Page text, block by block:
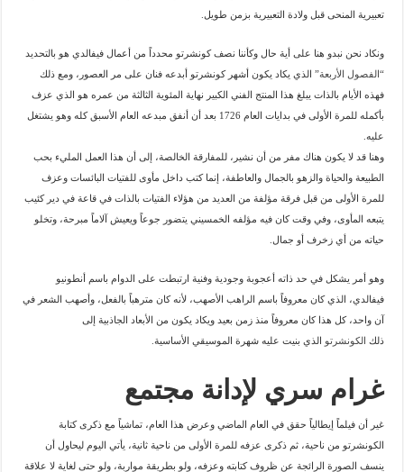
تعبيرية المنحى قبل ولادة التعبيرية بزمن طويل.
ونكاد نحن نبدو هنا على أية حال وكأننا نصف كونشرتو محدداً من أعمال فيفالدي هو بالتحديد
“الفصول الأربعة” الذي يكاد يكون أشهر كونشرتو أبدعه فنان على مر العصور، ومع ذلك
فهذه الأيام بالذات يبلغ هذا المنتج الفني الكبير نهاية المئوية الثالثة من عمره هو الذي عزف
بأكمله للمرة الأولى في بدايات العام 1726 بعد أن أنفق مبدعه العام الأسبق كله وهو يشتغل
عليه.
وهنا قد لا يكون هناك مفر من أن نشير، للمفارقة الخالصة، إلى أن هذا العمل المليء بحب
الطبيعة والحياة والزهو بالجمال والعاطفة، إنما كتب داخل مأوى للفتيات البائسات وعزف
للمرة الأولى من قبل فرقة مؤلفة من العديد من هؤلاء الفتيات بالذات في قاعة في دير كئيب
يتبعه المأوى، وفي وقت كان فيه مؤلفه الخمسيني يتضور جوعاً ويعيش آلاماً مبرحة، وتخلو
حياته من أي زخرف أو جمال.
وهو أمر يشكل في حد ذاته أعجوبة وجودية وفنية ارتبطت على الدوام باسم أنطونيو
فيفالدي، الذي كان معروفاً باسم الراهب الأصهب، لأنه كان مترهباً بالفعل، وأصهب الشعر في
آن واحد، كل هذا كان معروفاً منذ زمن بعيد ويكاد يكون من الأبعاد الجاذبية إلى
ذلك الكونشرتو الذي بنيت عليه شهرة الموسيقي الأساسية.
غرام سري لإدانة مجتمع
غير أن فيلماً إيطالياً حقق في العام الماضي وعرض هذا العام، تماشياً مع ذكرى كتابة
الكونشرتو من ناحية، ثم ذكرى عزفه للمرة الأولى من ناحية ثانية، يأتي اليوم ليحاول أن
ينسف الصورة الرائجة عن ظروف كتابته وعزفه، ولو بطريقة مواربة، ولو حتى لغاية لا علاقة